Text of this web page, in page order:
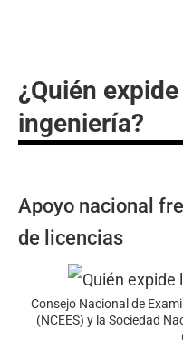
¿Quién
ingeniería?
Apoyo nacional
de licencias
Consejo Nacional de
(NCEES) y la Sociedad